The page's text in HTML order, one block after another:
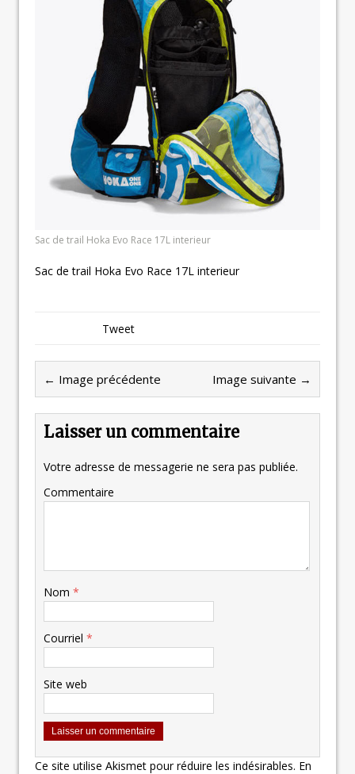
Sac de trail Hoka Evo Race 17L interieur
Sac de trail Hoka Evo Race 17L interieur
Tweet
← Image précédente Image suivante →
Laisser un commentaire
Votre adresse de messagerie ne sera pas publiée.
Commentaire
Nom *
Courriel *
Site web
Ce site utilise Akismet pour réduire les indésirables. En